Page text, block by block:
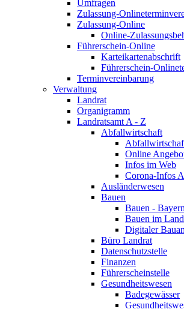
Umfragen
Zulassung-
Zulassung-Online
Online-
Führerschein-Online
Karteikartenabschrift
Führerschein-
Terminvereinbarung
Verwaltung
Landrat
Organigramm
Landratsamt A - Z
Abfallwirtschaft
Online
Infos im Web
Corona-Infos
Ausländerwesen
Bauen
Bauen -
Bauen im
Digitaler
Büro Landrat
Datenschutzstelle
Finanzen
Führerscheinstelle
Gesundheitswesen
Badegewässer